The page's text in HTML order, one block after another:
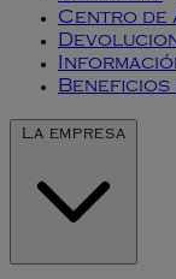
Centro de
La empresa